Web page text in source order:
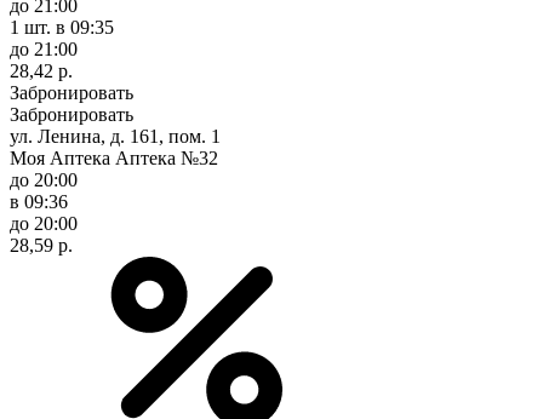
до 21:00
1 шт. в 09:35
до 21:00
28,42 р.
Забронировать
Забронировать
ул. Ленина, д. 161, пом. 1
Моя Аптека Аптека №32
до 20:00
в 09:36
до 20:00
28,59 р.